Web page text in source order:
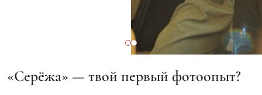
«Серёжа» — твой первый фотоопыт?